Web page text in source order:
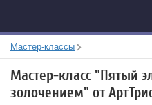
Мастер-классы
Мастер-класс "Пятый
золочением" от